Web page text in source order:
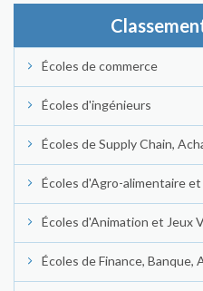
Écoles de commerce
Écoles d'ingénieurs
Écoles de Supply Chain,
Écoles d'Agro-alimentaire
Écoles d'Animation et Jeux
Écoles de Finance, Banque,